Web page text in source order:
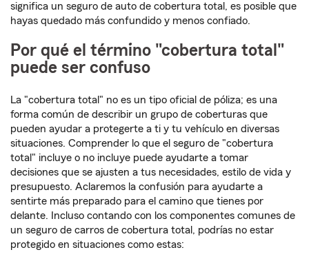
significa un seguro de auto de cobertura total, es posible que
hayas quedado más confundido y menos confiado.
Por qué el término "cobertura total"
puede ser confuso
La "cobertura total" no es un tipo oficial de póliza; es una
forma común de describir un grupo de coberturas que
pueden ayudar a protegerte a ti y tu vehículo en diversas
situaciones. Comprender lo que el seguro de "cobertura
total" incluye o no incluye puede ayudarte a tomar
decisiones que se ajusten a tus necesidades, estilo de vida y
presupuesto. Aclaremos la confusión para ayudarte a
sentirte más preparado para el camino que tienes por
delante. Incluso contando con los componentes comunes de
un seguro de carros de cobertura total, podrías no estar
protegido en situaciones como estas: